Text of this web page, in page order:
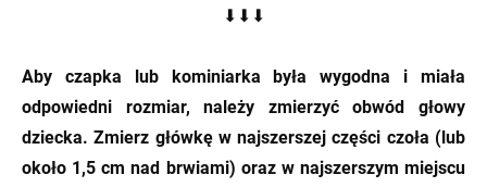
⬇⬇⬇
Aby czapka lub kominiarka była wygodna i miała
odpowiedni rozmiar, należy zmierzyć obwód głowy
dziecka. Zmierz główkę w najszerszej części czoła (lub
około 1,5 cm nad brwiami) oraz w najszerszym miejscu